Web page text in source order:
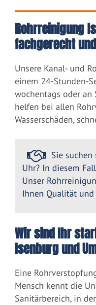
Rohrreinigung
fachgerecht
Unsere Kanal- und
einem 24-Stunden-
wochentags oder an
helfen bei allen
Wasserschäden,
Sie
Uhr? In diesem
Unser
Ihnen Qualität
Wir sind Ihr
Isenburg und
Eine
Mensch kennt die
Sanitärbereich, in